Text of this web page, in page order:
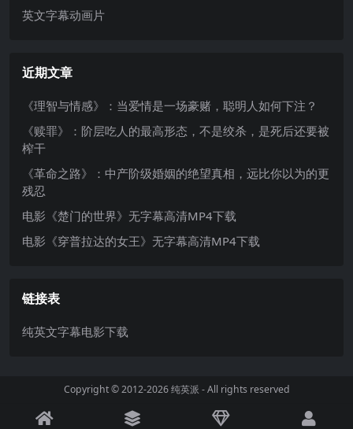
英文字幕动画片
近期文章
《理智与情感》：当爱情是一场豪赌，聪明人如何下注？
《赎罪》：阶层吃人的最高形态，不是绞杀，是死后还要被
榨干
《革命之路》：中产阶级婚姻的绝望真相，远比你以为的更
残忍
电影《楚门的世界》无字幕高清MP4下载
电影《穿普拉达的女王》无字幕高清MP4下载
链接表
纯英文字幕电影下载
Copyright © 2012-2026纯英派 - All rights reserved